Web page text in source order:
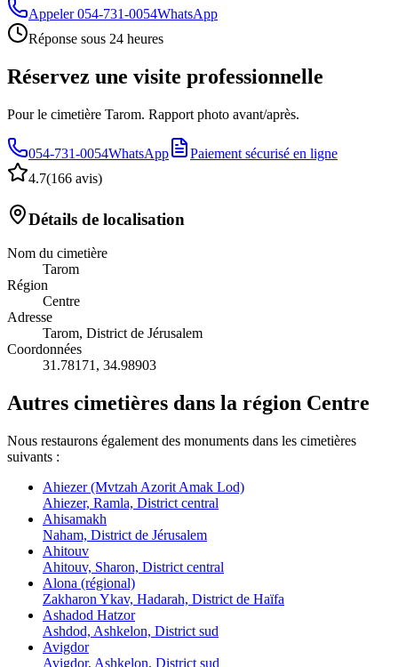
Appeler 054-731-0054WhatsApp
Réponse sous 24 heures
Réservez une visite professionnelle
Pour le cimetière Tarom. Rapport photo avant/après.
054-731-0054WhatsApp
Paiement sécurisé en ligne
4.7(166 avis)
Détails de localisation
Nom du cimetière
Tarom
Région
Centre
Adresse
Tarom, District de Jérusalem
Coordonnées
31.78171 , 34.98903
Autres cimetières dans la région Centre
Nous restaurons également des monuments dans les cimetières
suivants :
Ahiezer (Mvtzah Azorit Amak Lod)
Ahiezer, Ramla, District central
Ahisamakh
Naham, District de Jérusalem
Ahitouv
Ahitouv, Sharon, District central
Alona (régional)
Zakharon Ykav, Hadarah, District de Haïfa
Ashadod Hatzor
Ashdod, Ashkelon, District sud
Avigdor
Avigdor, Ashkelon, District sud